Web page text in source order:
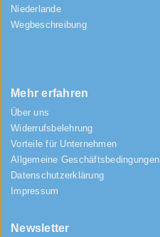
Niederlande
Wegbeschreibung
Mehr erfahren
Über uns
Widerrufsbelehrung
Vorteile für Unternehmen
Allgemeine Geschäftsbedingungen
Datenschutzerklärung
Impressum
Newsletter